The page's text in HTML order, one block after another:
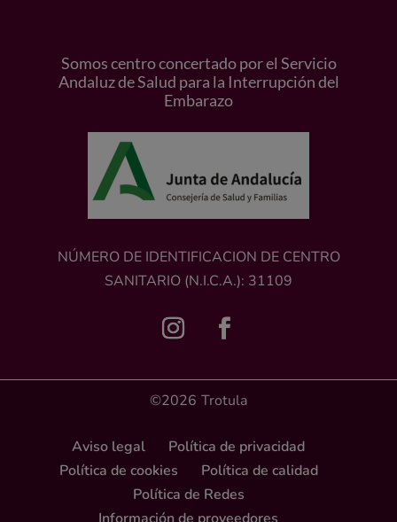
Somos centro concertado por el Servicio
Andaluz de Salud para la Interrupción del
Embarazo
NÚMERO DE IDENTIFICACION DE CENTRO
SANITARIO (N.I.C.A.): 31109
©2026 Trotula
Aviso legal
Política de privacidad
Política de cookies
Política de calidad
Política de Redes